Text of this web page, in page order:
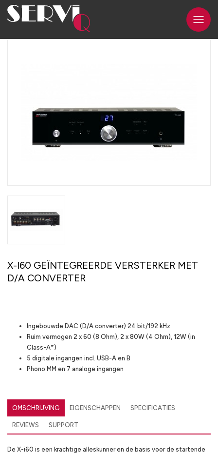
X-I60 GEÏNTEGREERDE VERSTERKER MET
D/A CONVERTER
Ingebouwde DAC (D/A converter) 24 bit/192 kHz
Ruim vermogen 2 x 60 (8 Ohm), 2 x 80W (4 Ohm), 12W (in
Class-A*)
5 digitale ingangen incl. USB-A en B
Phono MM en 7 analoge ingangen
OMSCHRIJVING EIGENSCHAPPEN SPECIFICATIES
REVIEWS SUPPORT
De X-i60 is een krachtige alleskunner en de basis voor de startende